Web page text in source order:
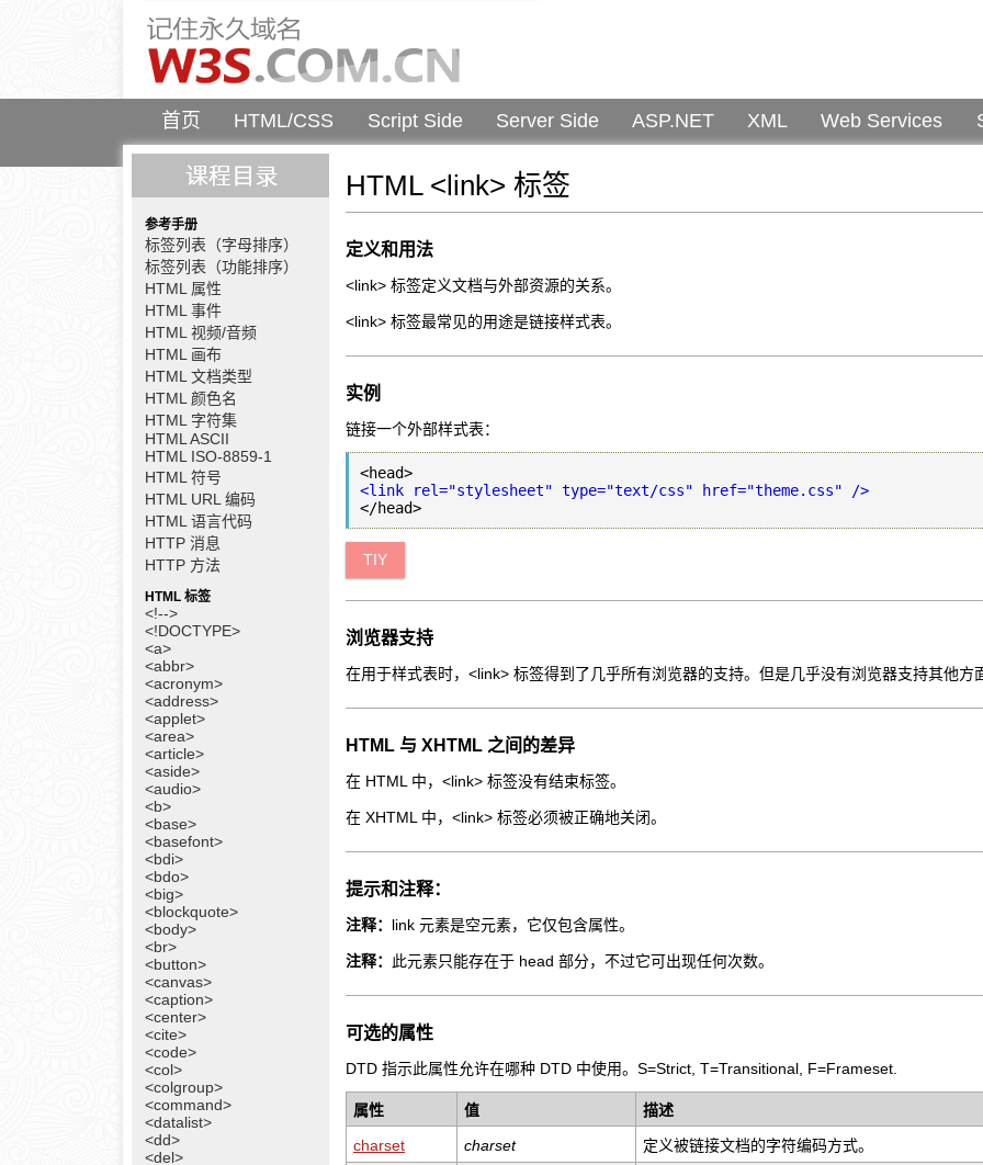
首页 HTML/CSS Script Side Server Side ASP.NET XML Web Services
参考手册
标签列表（字母排序）
标签列表（功能排序）
HTML 属性
HTML 事件
HTML 视频/音频
HTML 画布
HTML 文档类型
HTML 颜色名
HTML 字符集
HTML ASCII
HTML ISO-8859-1
HTML 符号
HTML URL 编码
HTML 语言代码
HTTP 消息
HTTP 方法
HTML 标签
<!-->
<!DOCTYPE>
<a>
<abbr>
<acronym>
<address>
<applet>
<area>
<article>
<aside>
<audio>
<b>
<base>
<basefont>
<bdi>
<bdo>
<big>
<blockquote>
<body>
<br>
<button>
<canvas>
<caption>
<center>
<cite>
<code>
<col>
<colgroup>
<command>
<datalist>
<dd>
<del>
HTML <link> 标签
定义和用法
<link> 标签定义文档与外部资源的关系。
<link> 标签最常见的用途是链接样式表。
实例
链接一个外部样式表：
<link rel="stylesheet" type="text/css" href="theme.css" />
TIY
浏览器支持
在用于样式表时，<link> 标签得到了几乎所有浏览器的支持。但是几乎没有浏览器支持其他方
HTML 与 XHTML 之间的差异
在 HTML 中，<link> 标签没有结束标签。
在 XHTML 中，<link> 标签必须被正确地关闭。
提示和注释：
注释： link 元素是空元素，它仅包含属性。
注释： 此元素只能存在于 head 部分，不过它可出现任何次数。
可选的属性
DTD 指示此属性允许在哪种 DTD 中使用。S=Strict, T=Transitional, F=Frameset.
属性 值
描述
charset
charset 定义被链接文档的字符编码方式。